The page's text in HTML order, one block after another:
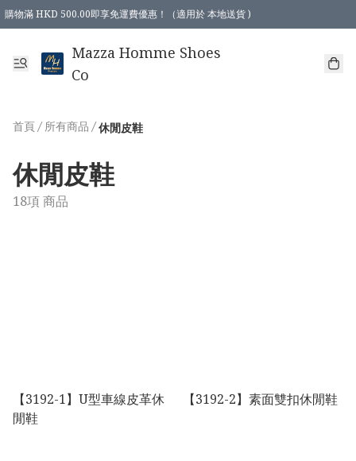
購物滿 HKD 500.00即享免運費優惠！（適用於 本地送貨 )
Mazza Homme Shoes
Co
首頁 / 所有商品 / 休閒皮鞋
休閒皮鞋
18項 商品
【3192-1】U型車線皮革休
閒鞋
【3192-2】素面雙扣休閒鞋